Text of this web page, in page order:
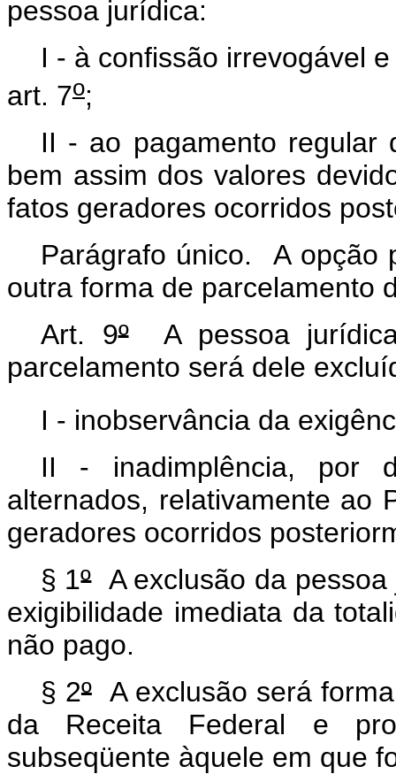
pessoa jurídica:
I - à confissão irrevogável
art. 7o;
II - ao pagamento regular
bem assim dos valores
fatos geradores ocorridos
Parágrafo único. A opção
outra forma de parcelamento
Art. 9ºA pessoa jurídica
parcelamento será dele
I - inobservância da
II - inadimplência, por
alternados, relativamente ao
geradores ocorridos
§ 1ºA exclusão da pessoa
exigibilidade imediata da
não pago.
§ 2ºA exclusão será
da Receita Federal e
subseqüente àquele em que